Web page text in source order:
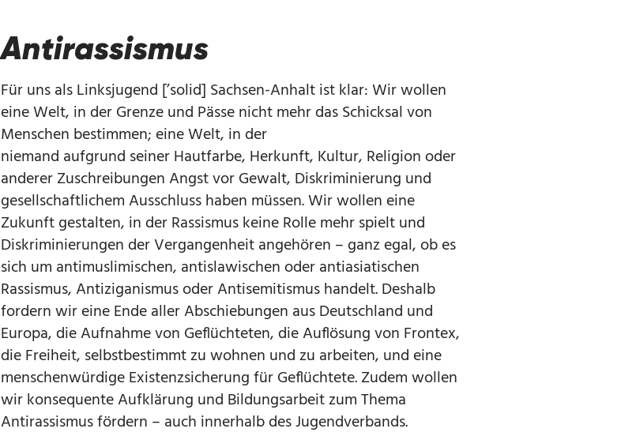
Antirassismus
Für uns als Linksjugend [’solid] Sachsen-Anhalt ist klar: Wir wollen
eine Welt, in der Grenze und Pässe nicht mehr das Schicksal von
Menschen bestimmen; eine Welt, in der
niemand aufgrund seiner Hautfarbe, Herkunft, Kultur, Religion oder
anderer Zuschreibungen Angst vor Gewalt, Diskriminierung und
gesellschaftlichem Ausschluss haben müssen. Wir wollen eine
Zukunft gestalten, in der Rassismus keine Rolle mehr spielt und
Diskriminierungen der Vergangenheit angehören – ganz egal, ob es
sich um antimuslimischen, antislawischen oder antiasiatischen
Rassismus, Antiziganismus oder Antisemitismus handelt. Deshalb
fordern wir eine Ende aller Abschiebungen aus Deutschland und
Europa, die Aufnahme von Geflüchteten, die Auflösung von Frontex,
die Freiheit, selbstbestimmt zu wohnen und zu arbeiten, und eine
menschenwürdige Existenzsicherung für Geflüchtete. Zudem wollen
wir konsequente Aufklärung und Bildungsarbeit zum Thema
Antirassismus fördern – auch innerhalb des Jugendverbands.